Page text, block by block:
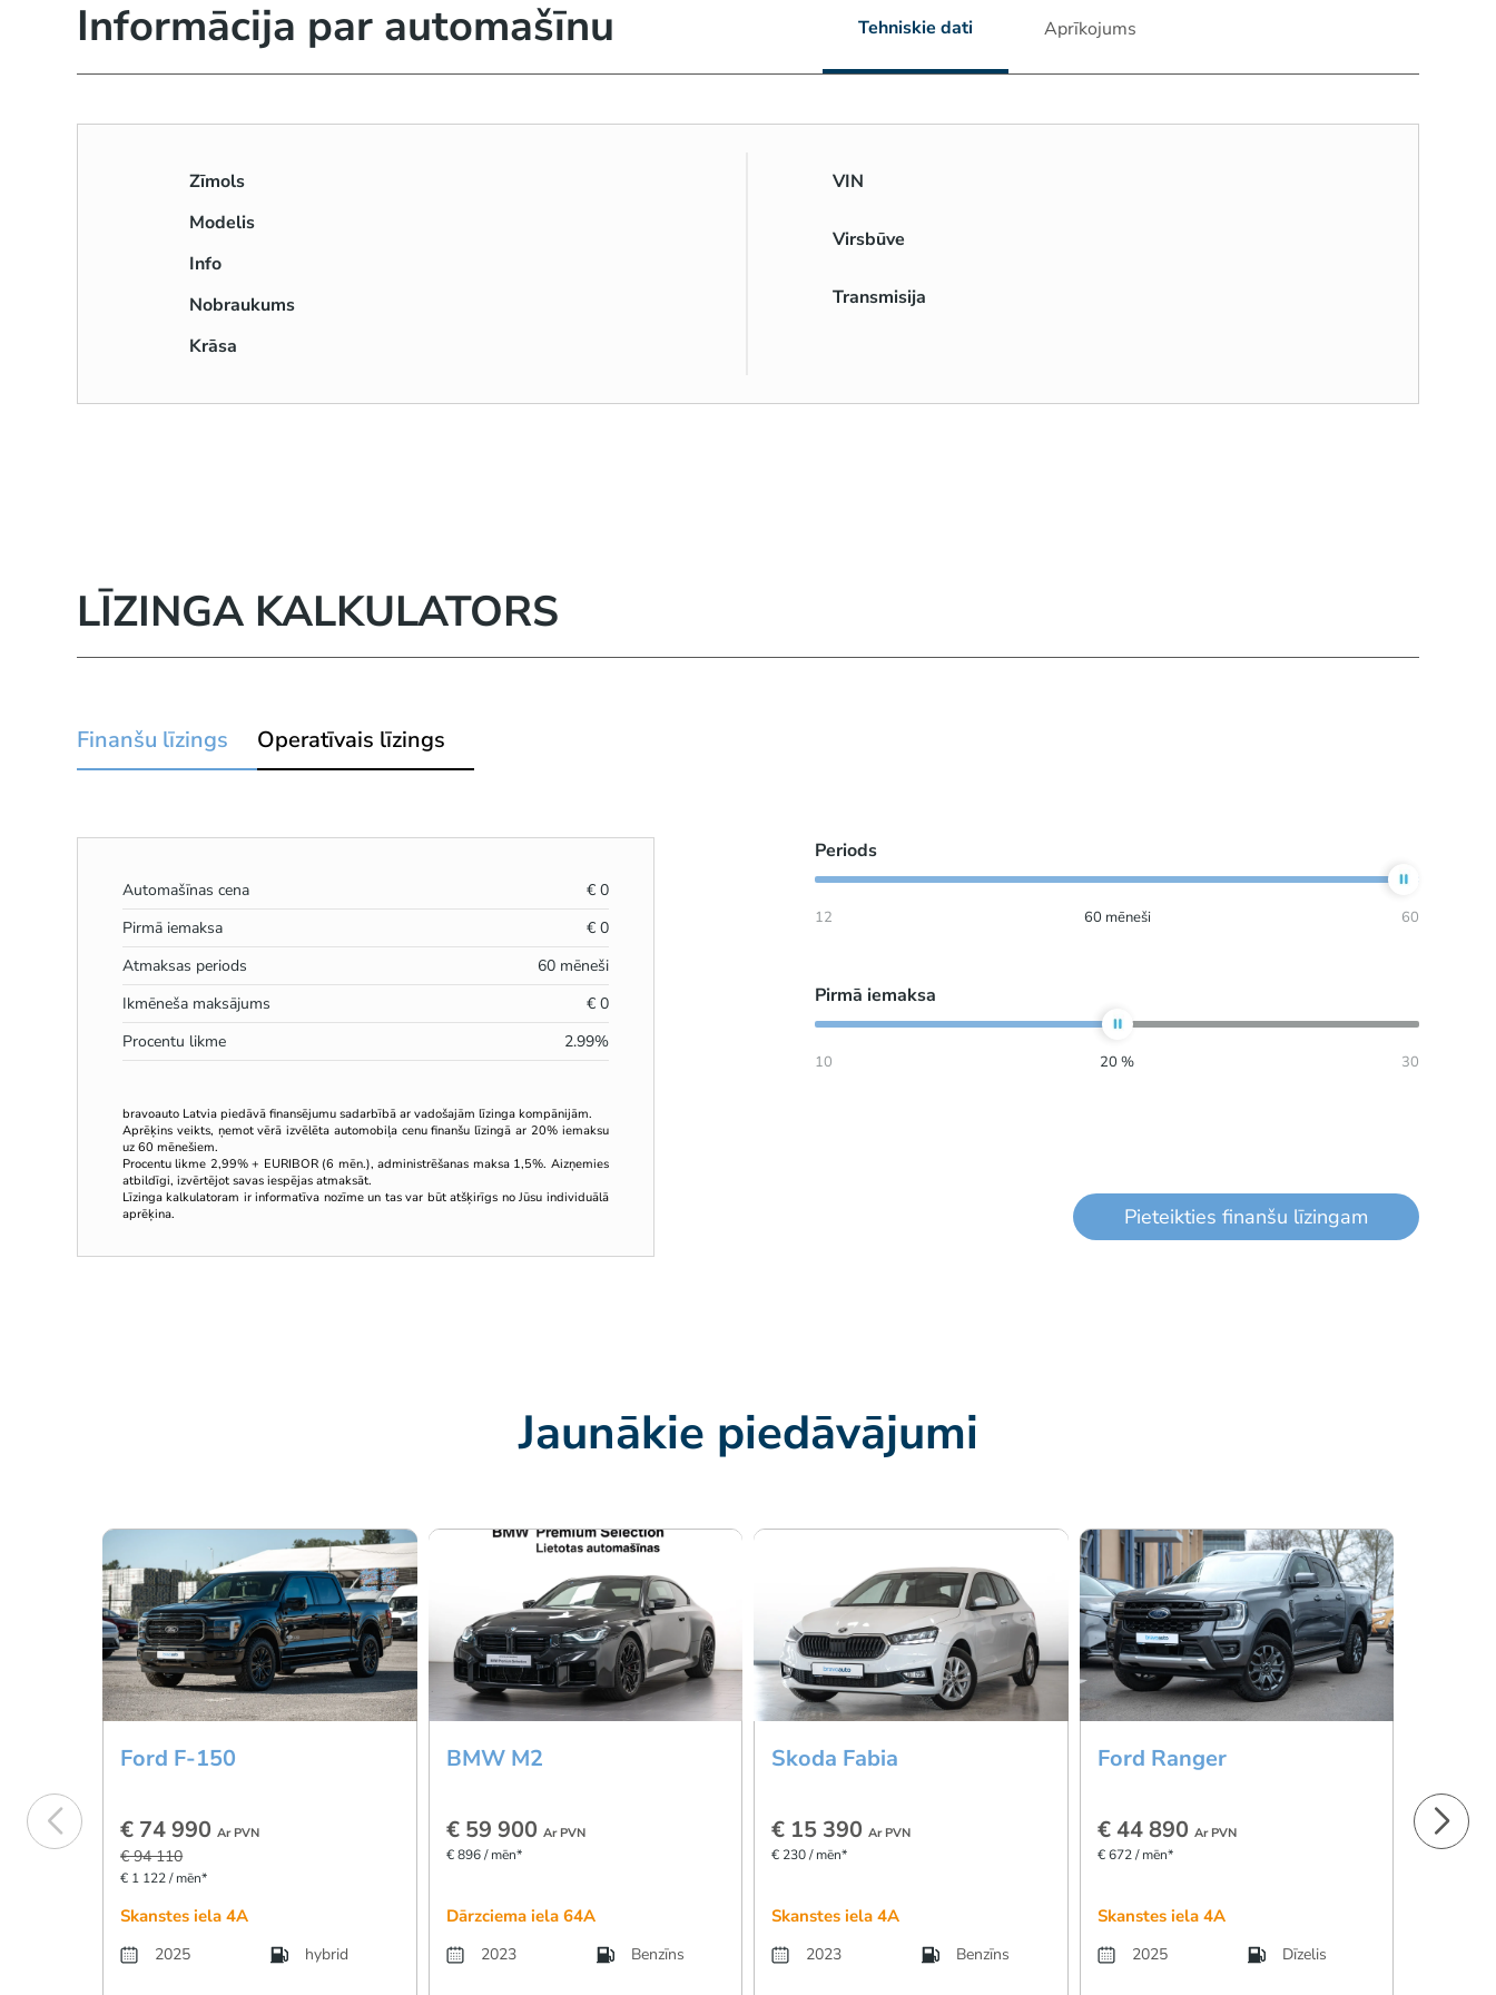
Informācija par automašīnu Tehniskie dati Aprīkojums
Zīmols
Modelis
Info
Nobraukums
Krāsa
VIN
Virsbūve
Transmisija
LĪZINGA KALKULATORS
Finanšu līzings Operatīvais līzings
Automašīnas cena € 0
Pirmā iemaksa
€ 0
Atmaksas periods
60mēneši
Ikmēneša maksājums
€ 0
Procentu likme
2.99%
bravoauto Latvia piedāvā finansējumu sadarbībā ar vadošajām līzinga kompānijām.
Aprēķins veikts, ņemot vērā izvēlēta automobiļa cenu finanšu līzingā ar 20% iemaksu
uz 60 mēnešiem.
Procentu likme 2,99% + EURIBOR (6 mēn.), administrēšanas maksa 1,5%. Aizņemies
atbildīgi, izvērtējot savas iespējas atmaksāt.
Līzinga kalkulatoram ir informatīva nozīme un tas var būt atšķirīgs no Jūsu individuālā
aprēķina.
Periods
12 60 mēneši 60
Pirmā iemaksa
10 20 % 30
Pieteikties finanšu līzingam
Jaunākie piedāvājumi
Ford F-150
€ 74 990Ar PVN
€ 94 110
€ 1 122 / mēn*
Skanstes iela 4A
2025 hybrid
BMW M2
€ 59 900 Ar PVN
€ 896 / mēn*
Dārzciema iela 64A
2023 Benzīns
Skoda Fabia
€ 15 390Ar PVN
€ 230 / mēn*
Skanstes iela 4A
2023 Benzīns
Ford Ranger
€ 44 890 Ar PVN
€ 672 / mēn*
Skanstes iela 4A
2025 Dīzelis
€ 44
€ 672 /